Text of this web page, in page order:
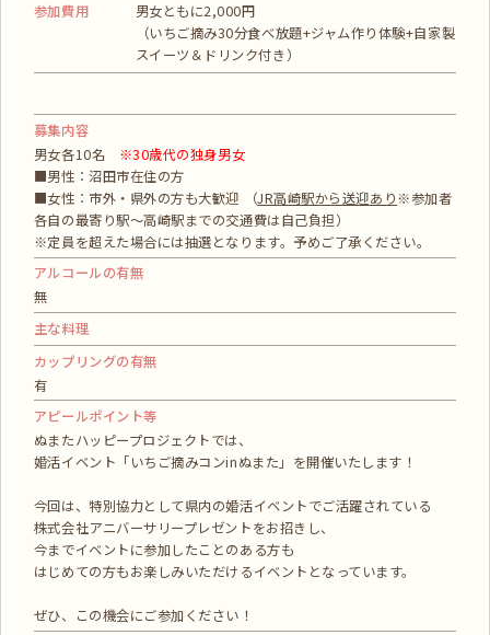
参加費用
男女ともに2,000円
（いちご摘み30分食べ放題+ジャム作り体験+自家製
スイーツ＆ドリンク付き）
募集内容
男女各10名 ※30歳代の独身男女
■男性：沼田市在住の方
■女性：市外・県外の方も大歓迎 （JR高崎駅から送迎あり※参加者
各自の最寄り駅～高崎駅までの交通費は自己負担）
※定員を超えた場合には抽選となります。予めご了承ください。
アルコールの有無
無
主な料理
カップリングの有無
有
アピールポイント等
ぬまたハッピープロジェクトでは、
婚活イベント「いちご摘みコンinぬまた」を開催いたします！
今回は、特別協力として県内の婚活イベントでご活躍されている
株式会社アニバーサリープレゼントをお招きし、
今までイベントに参加したことのある方も
はじめての方もお楽しみいただけるイベントとなっています。
ぜひ、この機会にご参加ください！